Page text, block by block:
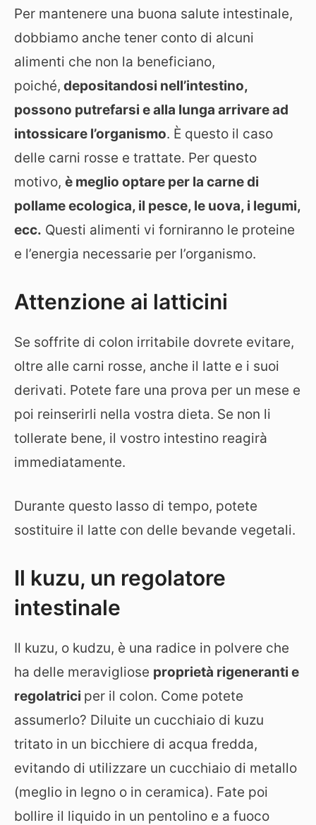
Per mantenere una buona salute intestinale,
dobbiamo anche tener conto di alcuni
alimenti che non la beneficiano,
poiché, depositandosi nell’intestino,
possono putrefarsi e alla lunga arrivare ad
intossicare l’organismo. È questo il caso
delle carni rosse e trattate. Per questo
motivo, è meglio optare per la carne di
pollame ecologica, il pesce, le uova, i legumi,
ecc. Questi alimenti vi forniranno le proteine
e l’energia necessarie per l’organismo.
Attenzione ai latticini
Se soffrite di colon irritabile dovrete evitare,
oltre alle carni rosse, anche il latte e i suoi
derivati. Potete fare una prova per un mese e
poi reinserirli nella vostra dieta. Se non li
tollerate bene, il vostro intestino reagirà
immediatamente.
Durante questo lasso di tempo, potete
sostituire il latte con delle bevande vegetali.
Il kuzu, un regolatore
intestinale
Il kuzu, o kudzu, è una radice in polvere che
ha delle meravigliose proprietà rigeneranti e
regolatrici per il colon. Come potete
assumerlo? Diluite un cucchiaio di kuzu
tritato in un bicchiere di acqua fredda,
evitando di utilizzare un cucchiaio di metallo
(meglio in legno o in ceramica). Fate poi
bollire il liquido in un pentolino e a fuoco